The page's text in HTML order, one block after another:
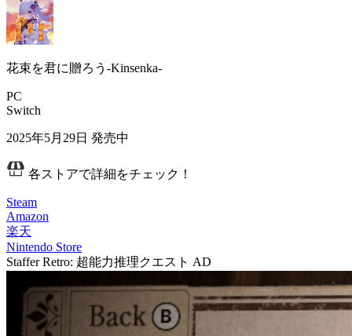
花束を君に贈ろう-Kinsenka-
PC
Switch
2025年5月29日 発売中
各ストアで詳細をチェック！
Steam
Amazon
楽天
Nintendo Store
Staffer Retro: 超能力推理クエスト AD